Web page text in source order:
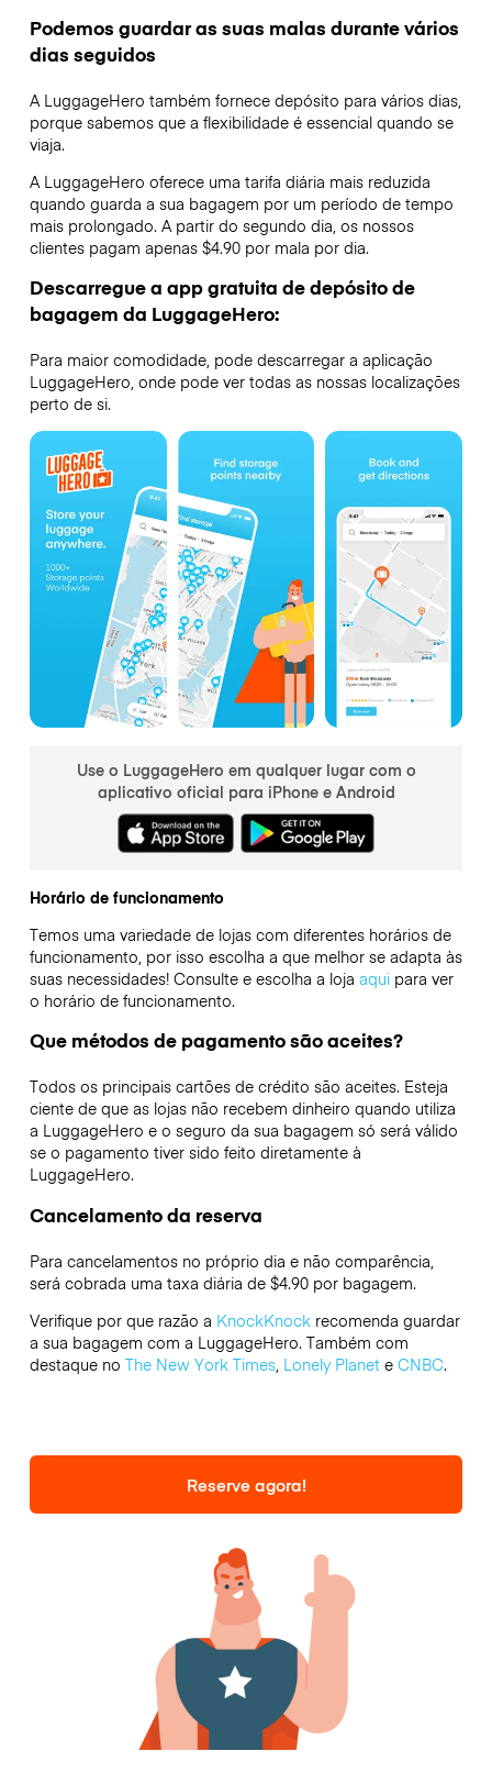
Podemos guardar as suas malas durante vários
dias seguidos
A LuggageHero também fornece depósito para vários dias,
porque sabemos que a flexibilidade é essencial quando se
viaja.
A LuggageHero oferece uma tarifa diária mais reduzida
quando guarda a sua bagagem por um período de tempo
mais prolongado. A partir do segundo dia, os nossos
clientes pagam apenas $4.90 por mala por dia.
Descarregue a app gratuita de depósito de
bagagem da LuggageHero:
Para maior comodidade, pode descarregar a aplicação
LuggageHero, onde pode ver todas as nossas localizações
perto de si.
Use o LuggageHero em qualquer lugar com o
aplicativo oficial para iPhone e Android
Horário de funcionamento
Temos uma variedade de lojas com diferentes horários de
funcionamento, por isso escolha a que melhor se adapta às
suas necessidades! Consulte e escolha a loja aquipara ver
o horário de funcionamento.
Que métodos de pagamento são aceites?
Todos os principais cartões de crédito são aceites. Esteja
ciente de que as lojas não recebem dinheiro quando utiliza
a LuggageHero e o seguro da sua bagagem só será válido
se o pagamento tiver sido feito diretamente à
LuggageHero.
Cancelamento da reserva
Para cancelamentos no próprio dia e não comparência,
será cobrada uma taxa diária de $4.90 por bagagem.
Verifique por que razão a KnockKnockrecomenda guardar
a sua bagagem com a LuggageHero. Também com
destaque no The New York Times, Lonely Planete CNBC.
Reserve agora!